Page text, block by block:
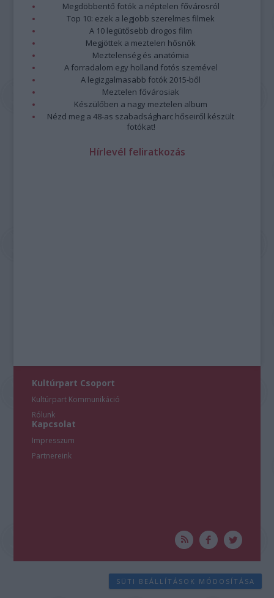
Megdöbbentő fotók a néptelen fővárosról
Top 10: ezek a legjobb szerelmes filmek
A 10 legütősebb drogos film
Megjöttek a meztelen hősnők
Meztelenség és anatómia
A forradalom egy holland fotós szemével
A legizgalmasabb fotók 2015-ből
Meztelen fővárosiak
Készülőben a nagy meztelen album
Nézd meg a 48-as szabadságharc hőseiről készült
fotókat!
Hírlevél feliratkozás
Kultúrpart Csoport
Kultúrpart Kommunikáció
Rólunk
Kapcsolat
Impresszum
Partnereink
SÜTI BEÁLLÍTÁSOK MÓDOSÍTÁSA